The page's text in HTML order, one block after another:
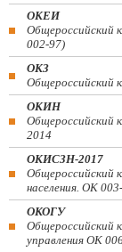
ОКЕИ
Общероссийский
002-97)
ОКЗ
Общероссийский
ОКИН
Общероссийский
2014
ОКИСЗН-2017
Общероссийский
населения. ОК
ОКОГУ
Общероссийский
управления ОК